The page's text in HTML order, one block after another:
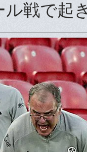
戦で起